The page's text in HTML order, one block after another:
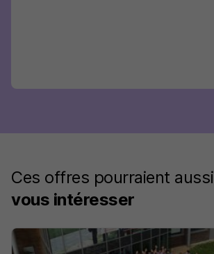
Ces offres pourraient aussi
vous intéresser